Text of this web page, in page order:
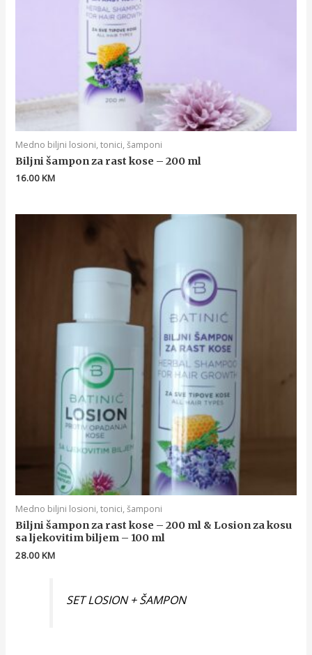
Medno biljni losioni, tonici, šamponi
Biljni šampon za rast kose – 200 ml
16.00KM
Medno biljni losioni, tonici, šamponi
Biljni šampon za rast kose – 200 ml & Losion za kosu
sa ljekovitim biljem – 100 ml
28.00KM
SET LOSION + ŠAMPON